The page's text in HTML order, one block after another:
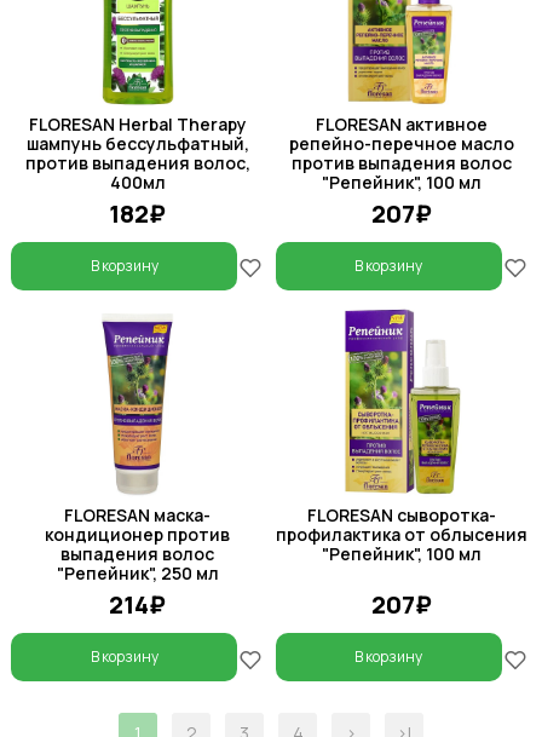
FLORESAN Herbal Therapy
шампунь бессульфатный,
против выпадения волос,
400мл
182₽
В корзину
FLORESAN активное
репейно-перечное масло
против выпадения волос
"Репейник", 100 мл
207₽
В корзину
FLORESAN маска-
кондиционер против
выпадения волос
"Репейник", 250 мл
214₽
В корзину
FLORESAN сыворотка-
профилактика от облысения
"Репейник", 100 мл
207₽
В корзину